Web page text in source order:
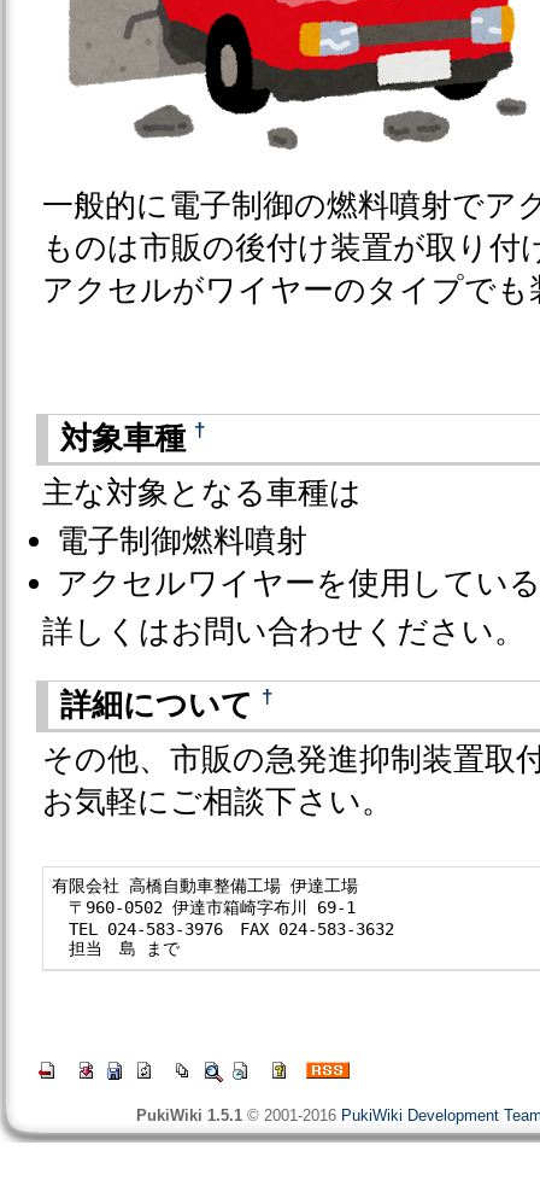
一般的に電子制御の燃料噴射でア
ものは市販の後付け装置が取り付
アクセルがワイヤーのタイプでも
対象車種 †
主な対象となる車種は
電子制御燃料噴射
アクセルワイヤーを使用してい
詳しくはお問い合わせください。
詳細について †
その他、市販の急発進抑制装置取
お気軽にご相談下さい。
有限会社 高橋自動車整備工場 伊達工場
〒960-0502 伊達市箱崎字布川 69-1
TEL 024-583-3976　FAX 024-583-3632
担当　島 まで
PukiWiki 1.5.1 © 2001-2016 PukiWiki Development